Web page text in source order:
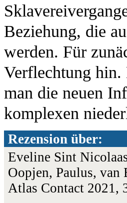
Beziehung, die
werden. Für
Verflechtung hin.
man die neuen
komplexen
Rezension über:
Eveline Sint
Oopjen, Paulus,
Atlas Contact 2021,